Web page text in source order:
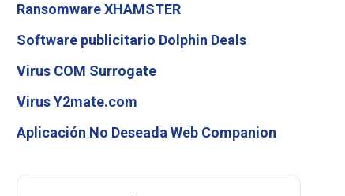
Ransomware XHAMSTER
Software publicitario Dolphin Deals
Virus COM Surrogate
Virus Y2mate.com
Aplicación No Deseada Web Companion